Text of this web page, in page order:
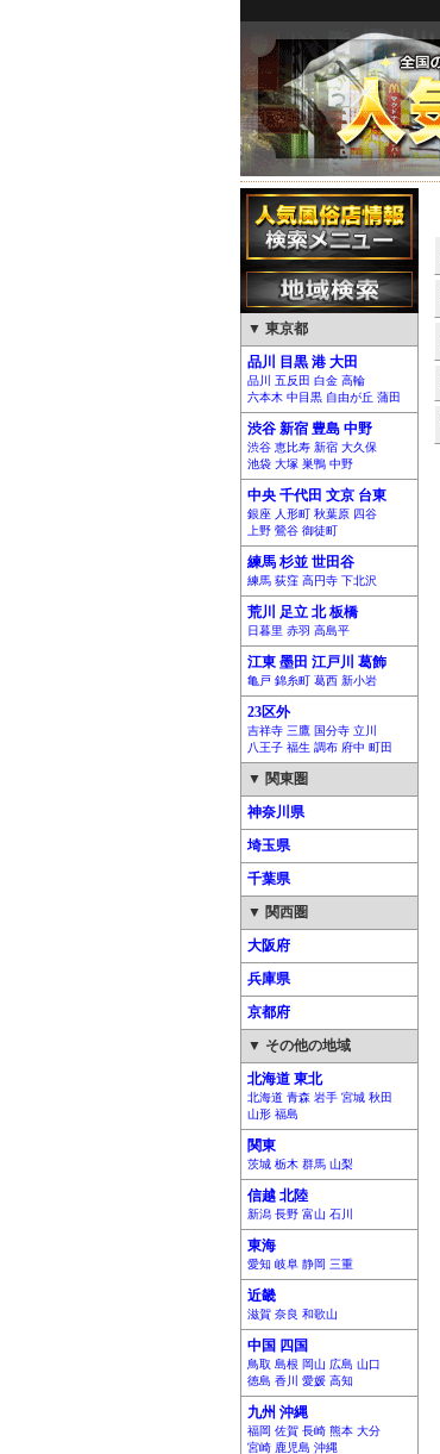
▼ 東京都
品川 目黒 港 大田
品川 五反田 白金 高輪
六本木 中目黒 自由が丘 蒲田
渋谷 新宿 豊島 中野
渋谷 恵比寿 新宿 大久保
池袋 大塚 巣鴨 中野
中央 千代田 文京 台東
銀座 人形町 秋葉原 四谷
上野 鶯谷 御徒町
練馬 杉並 世田谷
練馬 荻窪 高円寺 下北沢
荒川 足立 北 板橋
日暮里 赤羽 高島平
江東 墨田 江戸川 葛飾
亀戸 錦糸町 葛西 新小岩
23区外
吉祥寺 三鷹 国分寺 立川
八王子 福生 調布 府中 町田
▼ 関東圏
神奈川県
埼玉県
千葉県
▼ 関西圏
大阪府
兵庫県
京都府
▼ その他の地域
北海道 東北
北海道 青森 岩手 宮城 秋田
山形 福島
関東
茨城 栃木 群馬 山梨
信越 北陸
新潟 長野 富山 石川
東海
愛知 岐阜 静岡 三重
近畿
滋賀 奈良 和歌山
中国 四国
鳥取 島根 岡山 広島 山口
徳島 香川 愛媛 高知
九州 沖縄
福岡 佐賀 長崎 熊本 大分
宮崎 鹿児島 沖縄